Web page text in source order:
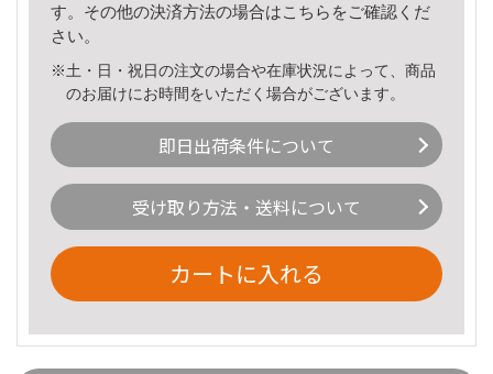
す。その他の決済方法の場合はこちら をご確認くだ
さい。
※土・日・祝日の注文の場合や在庫状況によって、商品
のお届けにお時間をいただく場合がございます。
即日出荷条件について
受け取り方法・送料について
カートに入れる